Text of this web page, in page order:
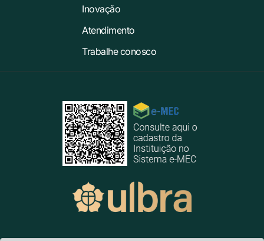
Inovação
Atendimento
Trabalhe conosco